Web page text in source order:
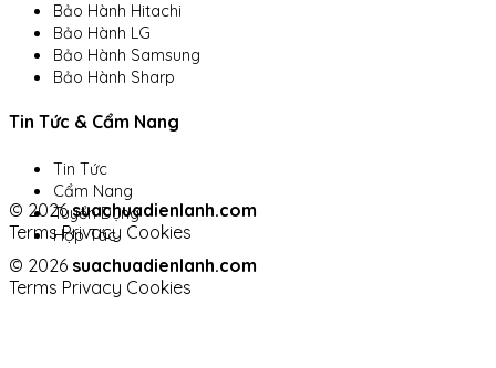
Bảo Hành Hitachi
Bảo Hành LG
Bảo Hành Samsung
Bảo Hành Sharp
Tin Tức & Cẩm Nang
Tin Tức
Cẩm Nang
Tuyển Dụng
Hợp Tác
© 2026suachuadienlanh.com
Terms Privacy Cookies
© 2026 suachuadienlanh.com
Terms Privacy Cookies